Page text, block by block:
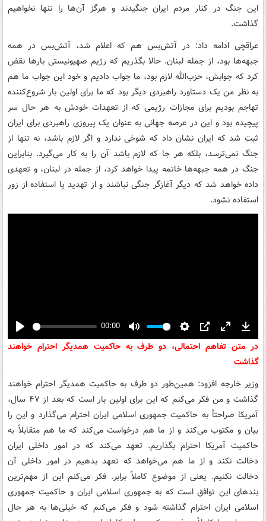
این جنگ در کنار مردم ایران جنگیدند و هرگز آن‌ها را تنها نخواهیم
گذاشت.
عراقچی ادامه داد: در آتش‌بس هم که اعلام شد، آتش‌بس در همه
جبهه‌ها بود، از جمله لبنان. حالا بگذریم که رژیم صهیونیستی بارها نقض
کرد که جوابش، حزب‌الله لازم بود، ما جواب دادیم و خود این جواب ما هم
به نظر من یک دستاورد راهبردی دیگر بود که ما برای اولین بار شروع‌کننده
تهاجم بودیم برای مجازات رژیمی که از تعهدات خودش به هر حال سر
پیچیده بود و این در عرصه جهانی به عنوان یک پیروزی راهبردی برای ایران
ثبت شد که ایران نشان داد که شوخی ندارد و اگر لازم باشد، نه تنها از
جنگ نمی‌ترسد، بلکه هر جا که لازم باشد آن را به کار می‌گیرد. بنابراین
جنگ در همه جبهه‌ها خاتمه پیدا خواهد کرد، از جمله در لبنان، و تعهدی
داده خواهد شد که دیگر آغازگر جنگی نباشند و از تهدید یا استفاده از زور
استفاده نشود.
Play
00:00
Mute Settings
PIP Enter
fullscreen
در متن تفاهم احتمالی، دو طرف به حاکمیت همدیگر احترام خواهند
گذاشت
وزیر خارجه افزود: همین‌طور دو طرف به حاکمیت همدیگر احترام خواهند
گذاشت و من فکر می‌کنم که این برای اولین بار است که بعد از ۴۷ سال،
آمریکا صراحتاً به حاکمیت جمهوری اسلامی ایران احترام می‌گذارد و این را
بیان و مکتوب می‌کند و از ما هم درخواست می‌کند که ما هم متقابلاً به
حاکمیت آمریکا احترام بگذاریم. تعهد می‌کند که در امور داخلی ایران
دخالت نکند و از ما هم می‌خواهد که تعهد بدهیم در امور داخلی آن
دخالت نکنیم. یعنی از موضوع کاملاً برابر. فکر می‌کنم این از مهم‌ترین
بندهای این توافق است که به جمهوری اسلامی ایران و حاکمیت جمهوری
اسلامی ایران احترام گذاشته شود و فکر می‌کنم که خیلی‌ها به هر حال